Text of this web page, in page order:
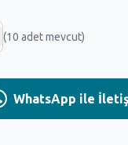
(10 adet mevcut)
WhatsApp ile